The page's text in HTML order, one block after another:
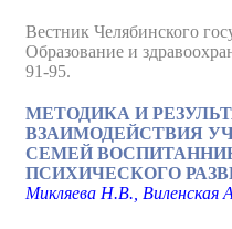
Вестник Челябинского
Образование и
91-95.
МЕТОДИКА И
ВЗАИМОДЕЙСТВИЯ
СЕМЕЙ
ПСИХИЧЕСКОГО
Микляева Н.В., Виленская